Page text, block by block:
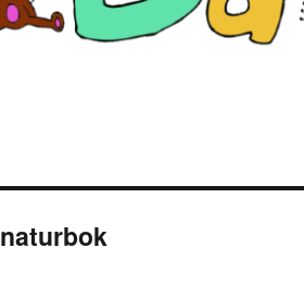
naturbok